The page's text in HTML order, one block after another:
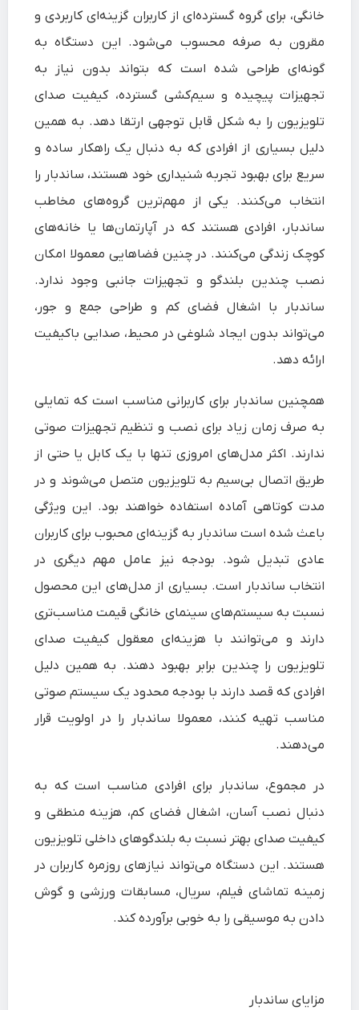
خانگی، برای گروه گسترده‌ای از کاربران گزینه‌ای کاربردی و
مقرون‌ به‌ صرفه محسوب می‌شود. این دستگاه به
گونه‌ای طراحی شده است که بتواند بدون نیاز به
تجهیزات پیچیده و سیم‌کشی گسترده، کیفیت صدای
تلویزیون را به شکل قابل توجهی ارتقا دهد. به همین
دلیل بسیاری از افرادی که به دنبال یک راهکار ساده و
سریع برای بهبود تجربه شنیداری خود هستند، ساندبار را
انتخاب می‌کنند. یکی از مهم‌ترین گروه‌های مخاطب
ساندبار، افرادی هستند که در آپارتمان‌ها یا خانه‌های
کوچک زندگی می‌کنند. در چنین فضاهایی معمولا امکان
نصب چندین بلندگو و تجهیزات جانبی وجود ندارد.
ساندبار با اشغال فضای کم و طراحی جمع‌ و جور،
می‌تواند بدون ایجاد شلوغی در محیط، صدایی باکیفیت
ارائه دهد.
همچنین ساندبار برای کاربرانی مناسب است که تمایلی
به صرف زمان زیاد برای نصب و تنظیم تجهیزات صوتی
ندارند. اکثر مدل‌های امروزی تنها با یک کابل یا حتی از
طریق اتصال بی‌سیم به تلویزیون متصل می‌شوند و در
مدت کوتاهی آماده استفاده خواهند بود. این ویژگی
باعث شده است ساندبار به گزینه‌ای محبوب برای کاربران
عادی تبدیل شود. بودجه نیز عامل مهم دیگری در
انتخاب ساندبار است. بسیاری از مدل‌های این محصول
نسبت به سیستم‌های سینمای خانگی قیمت مناسب‌تری
دارند و می‌توانند با هزینه‌ای معقول کیفیت صدای
تلویزیون را چندین برابر بهبود دهند. به همین دلیل
افرادی که قصد دارند با بودجه محدود یک سیستم صوتی
مناسب تهیه کنند، معمولا ساندبار را در اولویت قرار
می‌دهند.
در مجموع، ساندبار برای افرادی مناسب است که به
دنبال نصب آسان، اشغال فضای کم، هزینه منطقی و
کیفیت صدای بهتر نسبت به بلندگوهای داخلی تلویزیون
هستند. این دستگاه می‌تواند نیازهای روزمره کاربران در
زمینه تماشای فیلم، سریال، مسابقات ورزشی و گوش
دادن به موسیقی را به خوبی برآورده کند.
مزایای ساندبار